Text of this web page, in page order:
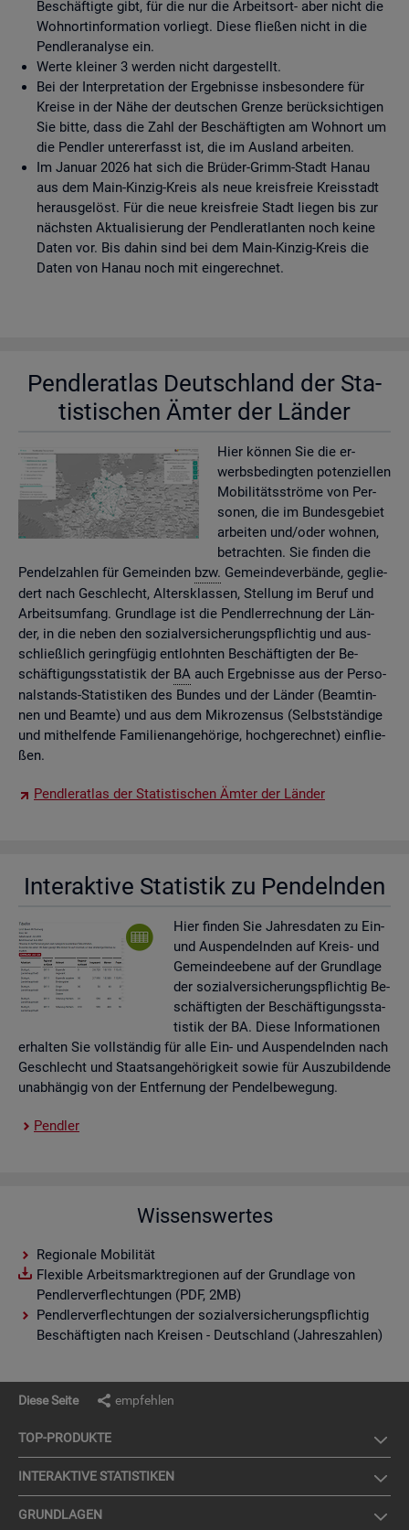
Beschäftigte gibt, für die nur die Arbeitsort- aber nicht die
Wohnortinformation vorliegt. Diese fließen nicht in die
Pendleranalyse ein.
Werte kleiner 3 werden nicht dargestellt.
Bei der Interpretation der Ergebnisse insbesondere für
Kreise in der Nähe der deutschen Grenze berücksichtigen
Sie bitte, dass die Zahl der Beschäftigten am Wohnort um
die Pendler untererfasst ist, die im Ausland arbeiten.
Im Januar 2026 hat sich die Brüder-Grimm-Stadt Hanau
aus dem Main-Kinzig-Kreis als neue kreisfreie Kreisstadt
herausgelöst. Für die neue kreisfreie Stadt liegen bis zur
nächsten Aktualisierung der Pendleratlanten noch keine
Daten vor. Bis dahin sind bei dem Main-Kinzig-Kreis die
Daten von Hanau noch mit eingerechnet.
Pend­ler­at­las Deutsch­land der Sta­
tis­ti­schen Ämter der Län­der
Hier kön­nen Sie die er­
werbs­be­ding­ten po­ten­zi­el­len
Mo­bi­li­täts­strö­me von Per­
so­nen, die im Bun­des­ge­biet
ar­bei­ten und/oder woh­nen,
be­trach­ten. Sie fin­den die
Pen­del­zah­len für Ge­mein­den bzw. Ge­mein­de­ver­bän­de, ge­glie­
dert nach Ge­schlecht, Al­ters­klas­sen, Stel­lung im Beruf und
Ar­beits­um­fang. Grund­la­ge ist die Pend­ler­rech­nung der Län­
der, in die neben den so­zi­al­ver­si­che­rungs­pflich­tig und aus­
schlie­ß­lich ge­ring­fü­gig ent­lohn­ten Be­schäf­tig­ten der Be­
schäf­ti­gungs­sta­tis­tik der BA auch Er­geb­nis­se aus der Per­so­
nal­stands-Sta­tis­ti­ken des Bun­des und der Län­der (Be­am­tin­
nen und Be­am­te) und aus dem Mi­kro­zen­sus (Selbst­stän­di­ge
und mit­hel­fen­de Fa­mi­li­en­an­ge­hö­ri­ge, hoch­ge­rech­net) ein­flie­
ßen.
Pend­ler­at­las der Sta­tis­ti­schen Ämter der Län­der
In­ter­ak­ti­ve Sta­tis­tik zu Pen­deln­den
Hier fin­den Sie Jah­res­da­ten zu Ein-
und Aus­pen­deln­den auf Kreis- und
Ge­mein­de­ebe­ne auf der Grund­la­ge
der so­zi­al­ver­si­che­rungs­pflich­tig Be­
schäf­tig­ten der Be­schäf­ti­gungs­sta­
tis­tik der BA. Diese In­for­ma­tio­nen
er­hal­ten Sie voll­stän­dig für alle Ein- und Aus­pen­deln­den nach
Ge­schlecht und Staats­an­ge­hö­rig­keit sowie für Aus­zu­bil­den­de
un­ab­hän­gig von der Ent­fer­nung der Pen­del­be­we­gung.
Pend­ler
Wissenswertes
Regionale Mobilität
Flexible Arbeitsmarktregionen auf der Grundlage von
Pendlerverflechtungen (PDF, 2MB)
Pendlerverflechtungen der sozialversicherungspflichtig
Beschäftigten nach Kreisen - Deutschland (Jahreszahlen)
Diese Seite empfehlen
TOP-PRO­DUK­TE
IN­TER­AK­TI­VE STA­TIS­TI­KEN
GRUND­LA­GEN